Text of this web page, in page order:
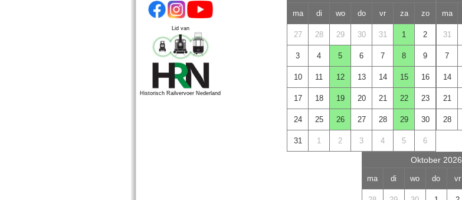
Lid van
Historisch Railvervoer Nederland
ma di wo do vr za zo
27 28 29 30 31 1 2
3 4 5 6 7 8 9
10 11 12 13 14 15 16
17 18 19 20 21 22 23
24 25 26 27 28 29 30
31 1 2 3 4 5 6
ma
31
7
14
21
28
Oktober 2026
ma di wo do vr